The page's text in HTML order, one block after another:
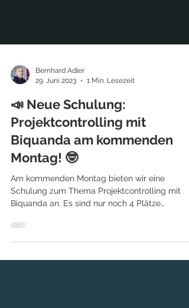
29. Juni 2023
1 Min. Lesezeit
📣 Neue Schulung:
Projektcontrolling mit
Biquanda am kommenden
Montag! 🤓
Am kommenden Montag bieten wir eine
Biquanda an. Es sind nur noch 4 Plätze